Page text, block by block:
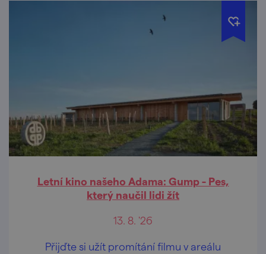
Letní kino našeho Adama: Gump - Pes,
který naučil lidi žít
13. 8. '26
Přijďte si užít promítání filmu v areálu